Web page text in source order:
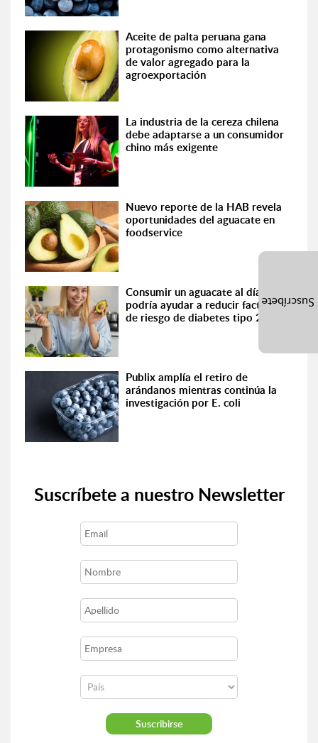
Aceite de palta peruana gana
protagonismo como alternativa
de valor agregado para la
agroexportación
La industria de la cereza chilena
debe adaptarse a un consumidor
chino más exigente
Nuevo reporte de la HAB revela
oportunidades del aguacate en
foodservice
Consumir un aguacate al día
podría ayudar a reducir factores
de riesgo de diabetes tipo 2
Publix amplía el retiro de
arándanos mientras continúa la
investigación por E. coli
Suscríbete a nuestro Newsletter
Suscríbete